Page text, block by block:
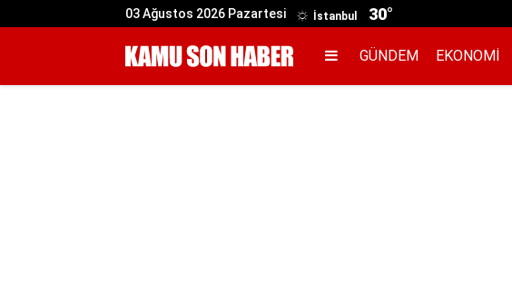
03 Ağustos 2026 Pazartesi İstanbul 30°
GÜNDEM EKONOMI